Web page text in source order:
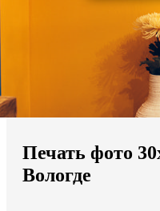
Мы доставляем по всему
Продолжить без города
Печать фото
Вологде